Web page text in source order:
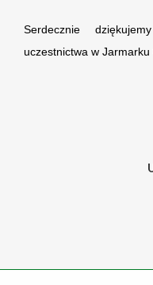
Serdecznie
uczestnictwa w Jarmarku